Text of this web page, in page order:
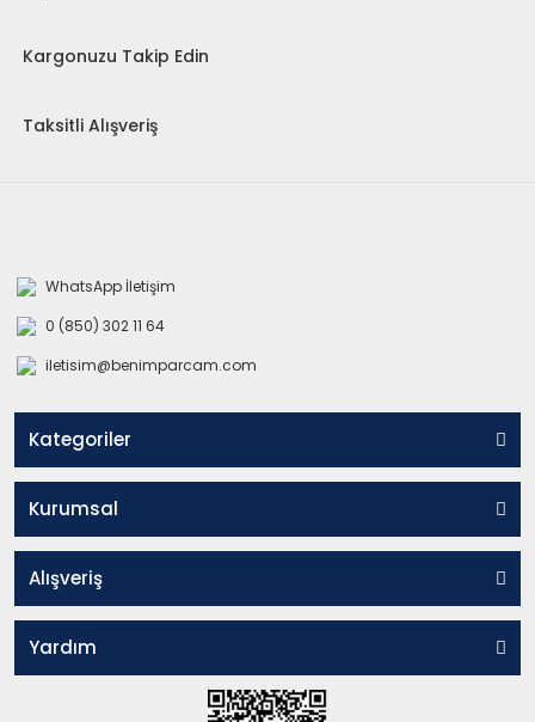
Kargonuzu Takip Edin
Taksitli Alışveriş
WhatsApp İletişim
0 (850) 302 11 64
iletisim@benimparcam.com
Kategoriler
Kurumsal
Alışveriş
Yardım